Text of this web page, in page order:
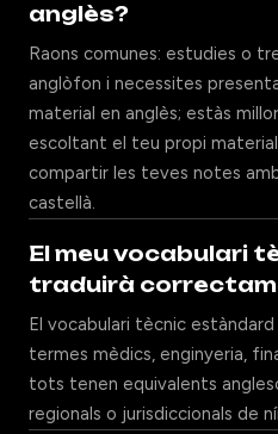
anglès?
Raons comunes: estudies o
anglòfon i necessites
material en anglès; estàs
escoltant el teu propi
compartir les teves notes
castellà.
El meu vocabulari
traduirà
El vocabulari tècnic
termes mèdics, enginyeria,
tots tenen equivalents
regionals o jurisdiccionals de